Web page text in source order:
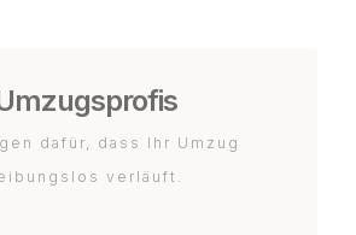
dafür, dass Ihr Umzug
verläuft.